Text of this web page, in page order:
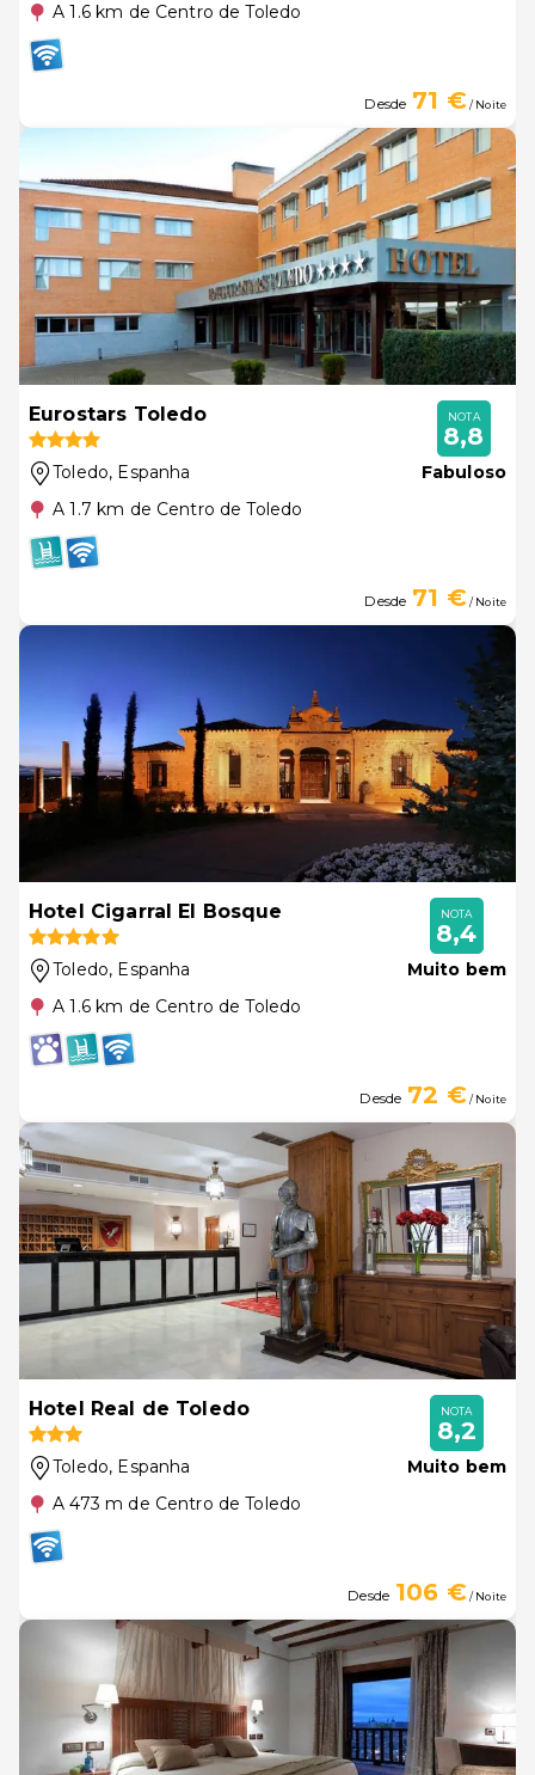
A 1.6 km de Centro de Toledo
Desde 71 €/ Noite
Eurostars Toledo
Toledo, Espanha
A 1.7 km de Centro de Toledo
NOTA
8,8
Fabuloso
Desde 71 €/ Noite
Hotel Cigarral El Bosque
Toledo, Espanha
A 1.6 km de Centro de Toledo
NOTA
8,4
Muito bem
Desde 72 €/ Noite
Hotel Real de Toledo
Toledo, Espanha
A 473 m de Centro de Toledo
NOTA
8,2
Muito bem
Desde 106 €/ Noite